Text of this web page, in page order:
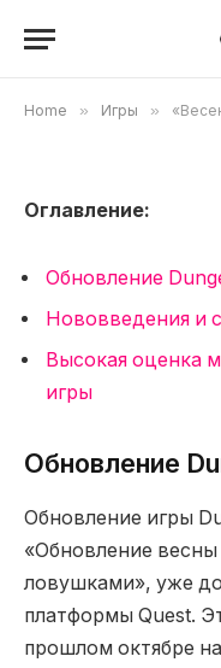
Home » Игры » «Весеннее
bHaptics и
Оглавление:
Обновление
Нововведения и
Высокая оценка
игры
Обновление
Обновление игры
«Обновление
ловушками», уже
платформы Quest.
прошлом октябре